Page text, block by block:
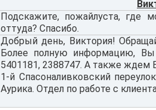
Подскажите, пожайлуста, где
оттуда? Спасибо.
Добрый день, Виктория!
Более полную информацию,
5401181, 2388747. А также ждем
1-й Спасоналивковский
Аурика. Отдел по работе с